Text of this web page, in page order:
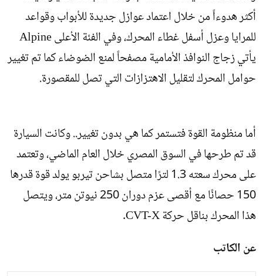
أكثر هدوءاً من خلال اعتماد عوازل جديدة للأبواب وقواعد
للمرايا وعزل أسفل غطاء المحرك، وفي الفئة الأعلى Alpine
يأتي زجاج النوافذ الأمامية مصفحاً لمنع الضوضاء كما تم تغيير
حوامل المحرك لتقليل الاهتزازات التي تصل للمقصورة.
أما منظومة القوة فتستمر كما هي بدون تغيير.. وكانت السيارة
قد تم طرحها في السوق المصري خلال العام الماضي، وتعتمد
على محرك سعته 1.3 لترًا متصل بشاحن تيربو يولد قوة قدرها
150 حصانًا مع أقصى عزم دوران 250 نيوتن متر، ويتصل
هذا المحرك بناقل حركة CVT-X.
عن الكاتب